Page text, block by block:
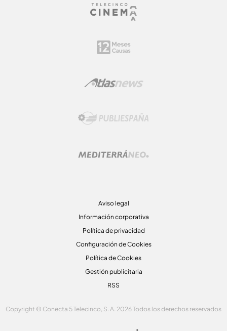
Aviso legal
Información corporativa
Política de privacidad
Configuración de Cookies
Política de Cookies
Gestión publicitaria
RSS
Copyright © Conecta 5 Telecinco, S. A. 2026 Todos los derechos reservados